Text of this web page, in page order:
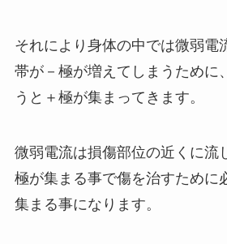
それにより身体の中では微弱電
帯が－極が増えてしまうために
うと＋極が集まってきます。
微弱電流は損傷部位の近くに流
極が集まる事で傷を治すために
集まる事になります。